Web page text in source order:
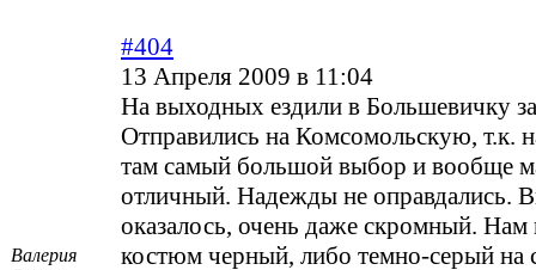
Валерия
#404
13 Апреля 2009 в 11:04
На выходных ездили в Большевичку
Отправились на Комсомольскую, т.к.
там самый большой выбор и вообще
отличный. Надежды не оправдались.
оказалось, очень даже скромный.
костюм черный, либо темно-серый на